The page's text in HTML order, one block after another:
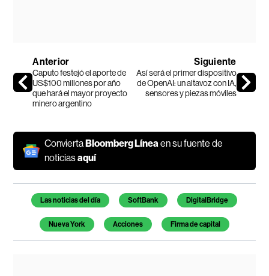
Anterior
Caputo festejó el aporte de
US$100 millones por año
que hará el mayor proyecto
minero argentino
Siguiente
Así será el primer dispositivo
de OpenAI: un altavoz con IA,
sensores y piezas móviles
ConviertaBloomberg Líneaen su fuente de
noticiasaquí
Temas de este artículo
Las noticias del día SoftBank DigitalBridge
Nueva York Acciones Firma de capital